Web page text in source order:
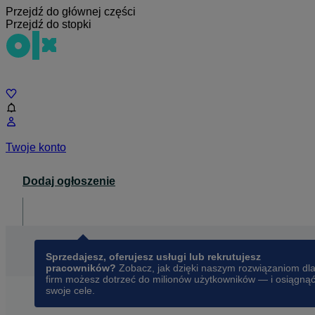
Przejdź do głównej części
Przejdź do stopki
Twoje konto
Dodaj ogłoszenie
Sprzedajesz, oferujesz usługi lub rekrutujesz
pracowników? Zobacz, jak dzięki naszym rozwiązaniom dla
firm możesz dotrzeć do milionów użytkowników — i osiągnąć
swoje cele.